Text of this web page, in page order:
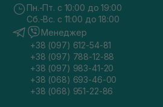
Пн.-Пт. с 10:00 до 19:00
Сб.-Вс. с 11:00 до 18:00
Менеджер
+38 (097) 612-54-81
+38 (097) 788-12-88
+38 (097) 983-41-20
+38 (068) 693-46-00
+38 (068) 951-22-86